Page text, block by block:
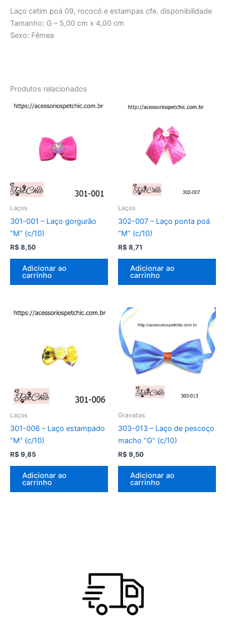
Laço cetim poá 09, rococó e estampas cfe. disponibilidade
Tamanho: G – 5,00 cm x 4,00 cm
Sexo: Fêmea
Produtos relacionados
Laços
301-001 – Laço gorgurão
“M” (c/10)
R$ 8,50
Adicionar ao
carrinho
Laços
302-007 – Laço ponta poá
“M” (c/10)
R$ 8,71
Adicionar ao
carrinho
Laços
301-006 – Laço estampado
“M” (c/10)
R$ 9,85
Adicionar ao
carrinho
Gravatas
303-013 – Laço de pescoço
macho “G” (c/10)
R$ 9,50
Adicionar ao
carrinho